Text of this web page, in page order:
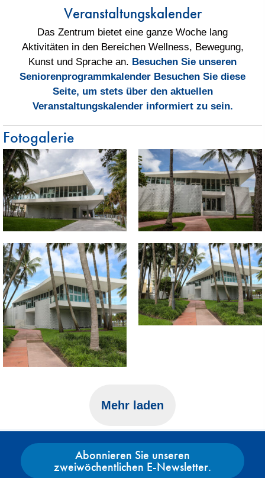
Veranstaltungskalender
Das Zentrum bietet eine ganze Woche lang
Aktivitäten in den Bereichen Wellness, Bewegung,
Kunst und Sprache an. Besuchen Sie unseren
Seniorenprogrammkalender Besuchen Sie diese
Seite, um stets über den aktuellen
Veranstaltungskalender informiert zu sein.
Fotogalerie
Mehr laden
Abonnieren Sie unseren
zweiwöchentlichen E-Newsletter.